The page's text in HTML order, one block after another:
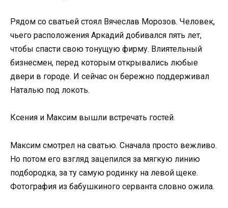
Рядом со сватьей стоял Вячеслав Морозов. Человек,
чьего расположения Аркадий добивался пять лет,
чтобы спасти свою тонущую фирму. Влиятельный
бизнесмен, перед которым открывались любые
двери в городе. И сейчас он бережно поддерживал
Наталью под локоть.
Ксения и Максим вышли встречать гостей.
Максим смотрел на сватью. Сначала просто вежливо.
Но потом его взгляд зацепился за мягкую линию
подбородка, за ту самую родинку на левой щеке.
Фотография из бабушкиного серванта словно ожила.